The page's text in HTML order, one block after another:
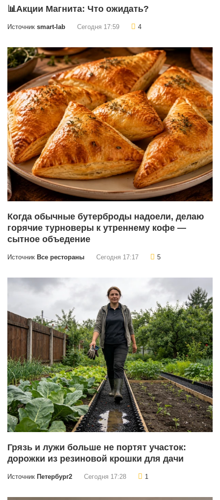
📊Акции Магнита: Что ожидать?
Источник smart-lab Сегодня 17:59 4
Когда обычные бутерброды надоели, делаю
горячие турноверы к утреннему кофе —
сытное объедение
Источник Все рестораны Сегодня 17:17 5
Грязь и лужи больше не портят участок:
дорожки из резиновой крошки для дачи
Источник Петербург2 Сегодня 17:28 1